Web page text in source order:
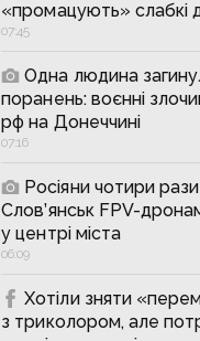
«промацують» слабкі
07:45
Одна людина
поранень: воєнні
рф на Донеччині
07:16
Росіяни чотири
Слов’янськ FPV-
у центрі міста
06:09
Хотіли зняти
з триколором, але